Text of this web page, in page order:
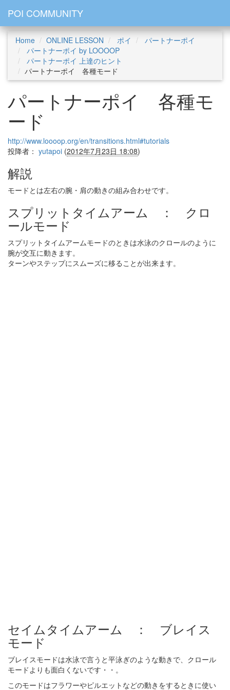
POI COMMUNITY
Home ONLINE LESSON ポイ
パートナーポイ
パートナーポイ by LOOOOP
パートナーポイ 上達のヒント
パートナーポイ 各種モード
パートナーポイ 各種モ
ード
http://www.loooop.org/en/transitions.html#tutorials
投降者： yutapoi (2012年7月23日 18:08)
解説
モードとは左右の腕・肩の動きの組み合わせです。
スプリットタイムアーム ： クロ
ールモード
スプリットタイムアームモードのときは水泳のクロールのように
腕が交互に動きます。
ターンやステップにスムーズに移ることが出来ます。
セイムタイムアーム ： ブレイス
モード
ブレイスモードは水泳で言うと平泳ぎのような動きで、クロール
モードよりも面白くないです・・。
このモードはフラワーやピルエットなどの動きをするときに使い